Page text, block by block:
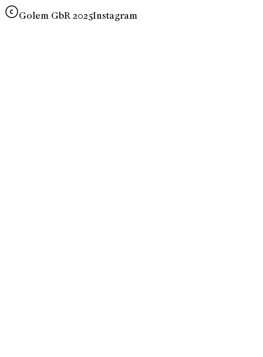
Golem GbR 2025Instagram